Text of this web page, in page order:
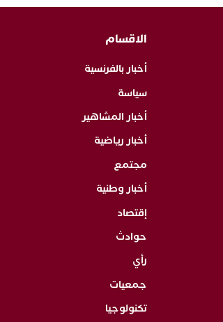
الاقسام
أخبار بالفرنسية
سياسة
أخبار المشاهير
أخبار رياضية
مجتمع
أخبار وطنية
إقتصاد
حوادث
رأي
جمعيات
تكنولوجيا